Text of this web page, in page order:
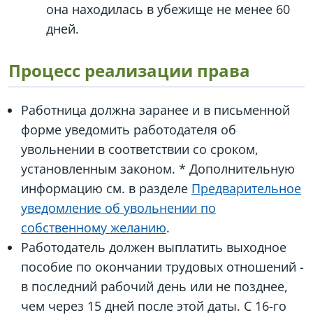
она находилась в убежище не менее 60
дней.
Процесс реализации права
Работница должна заранее и в письменной
форме уведомить работодателя об
увольнении в соответствии со сроком,
установленным законом. * Дополнительную
информацию см. в разделе Предварительное
уведомление об увольнении по
собственному желанию.
Работодатель должен выплатить выходное
пособие по окончании трудовых отношений -
в последний рабочий день или не позднее,
чем через 15 дней после этой даты. С 16-го